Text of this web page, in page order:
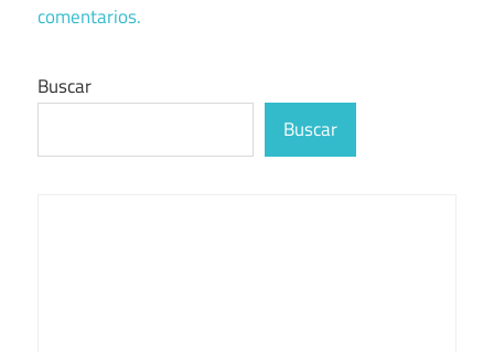
comentarios.
Buscar
Buscar